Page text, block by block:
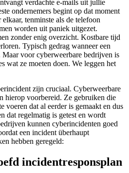
verdachte e-mails uit jullie
ondernemers begint op dat moment
tenminste als de telefoon
worden uit paniek uitgezet.
zonder enig overzicht. Kostbare tijd
Typisch gedrag wanneer een
voor cyberweerbare bedrijven is
wat ze moeten doen. We leggen het
zijn cruciaal. Cyberweerbare
hierop voorbereid. Ze gebruiken die
voeren dat al eerder is gemaakt en dus
dat regelmatig is getest en wordt
kunnen cyberincidenten goed
een incident überhaupt
hebben geregeld:
incidentresponsplan